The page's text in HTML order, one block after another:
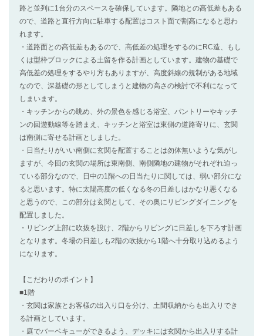
路と並列に1台分のスペースを確保しています。隣地との高低差もある
ので、道路と直行方向に駐車する配置はコスト面で割高になると思わ
れます。
・道路面との高低差もあるので、高低差の処理をするのにRC造、もし
くは型枠ブロックによる土留を作る計画としています。建物の基礎で
高低差の処理をするやり方もありますが、高度斜線の規制がある地域
なので、深基礎の形としてしまうと建物の高さの検討で不利になって
しまいます。
・キッチンからの眺め、外の景色を感じる浴室、パントリーやキッチ
ンの回遊動線等を踏まえ、キッチンと浴室は東側の道路寄りに、玄関
は南側に寄せる計画としました。
・日当たりがいい南側に玄関を配置することは勿体無いような気がし
ますが、今回の玄関の場所は東南側、南側隣地の建物がそれぞれ迫っ
ている部分なので、日中の1階への日当たりに関しては、弱い部分にな
ると思います。特に太陽高度の低くなる冬の日差しはかなり悪くなる
と思うので、この部分は玄関として、その奥にリビングダイニングを
配置しました。
・リビング上部に吹抜を設け、2階からリビングに日差しを下ろす計画
となります。冬場の日差しも2階の吹抜から1階へ十分取り込めるよう
になります。
【こだわりのポイント】
■1階
・玄関は家族とお客様の出入り口を分け、土間収納からも出入りでき
る計画としています。
・庭でバーベキューができるよう、デッキには玄関から出入りする計